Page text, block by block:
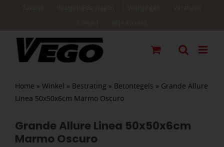
Home » Winkel » Bestrating » Betontegels » Grande Allure
Linea 50x50x6cm Marmo Oscuro
Grande Allure Linea 50x50x6cm
Marmo Oscuro